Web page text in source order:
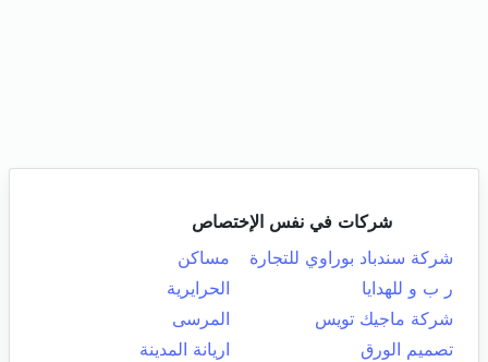
شركات في نفس الإختصاص
شركة سندباد بوراوي للتجارة
مساكن
ر ب و للهدايا
الحرايرية
شركة ماجيك تويس
المرسى
تصميم الورق
اريانة المدينة